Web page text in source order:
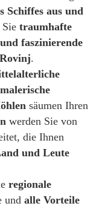
Schiffes aus und
Sie traumhafte
faszinierende
.
säumen Ihren
werden Sie von
die Ihnen
und Leute
regionale
und alle Vorteile